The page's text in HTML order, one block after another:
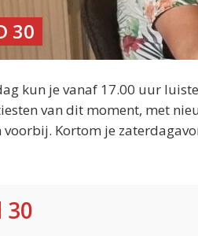
30
kun je vanaf 17.00 uur
van dit moment, met
voorbij. Kortom je
30